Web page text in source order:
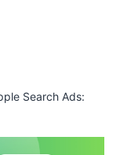
Search Ads: